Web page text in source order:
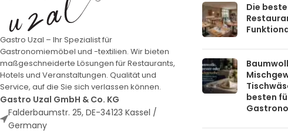
Gastro Uzal – Ihr Spezialist für
Gastronomiemöbel und -textilien. Wir bieten
maßgeschneiderte Lösungen für Restaurants,
Hotels und Veranstaltungen. Qualität und
Service, auf die Sie sich verlassen können.
Gastro Uzal GmbH & Co. KG
Falderbaumstr. 25, DE-34123 Kassel /
Germany
Die
besten